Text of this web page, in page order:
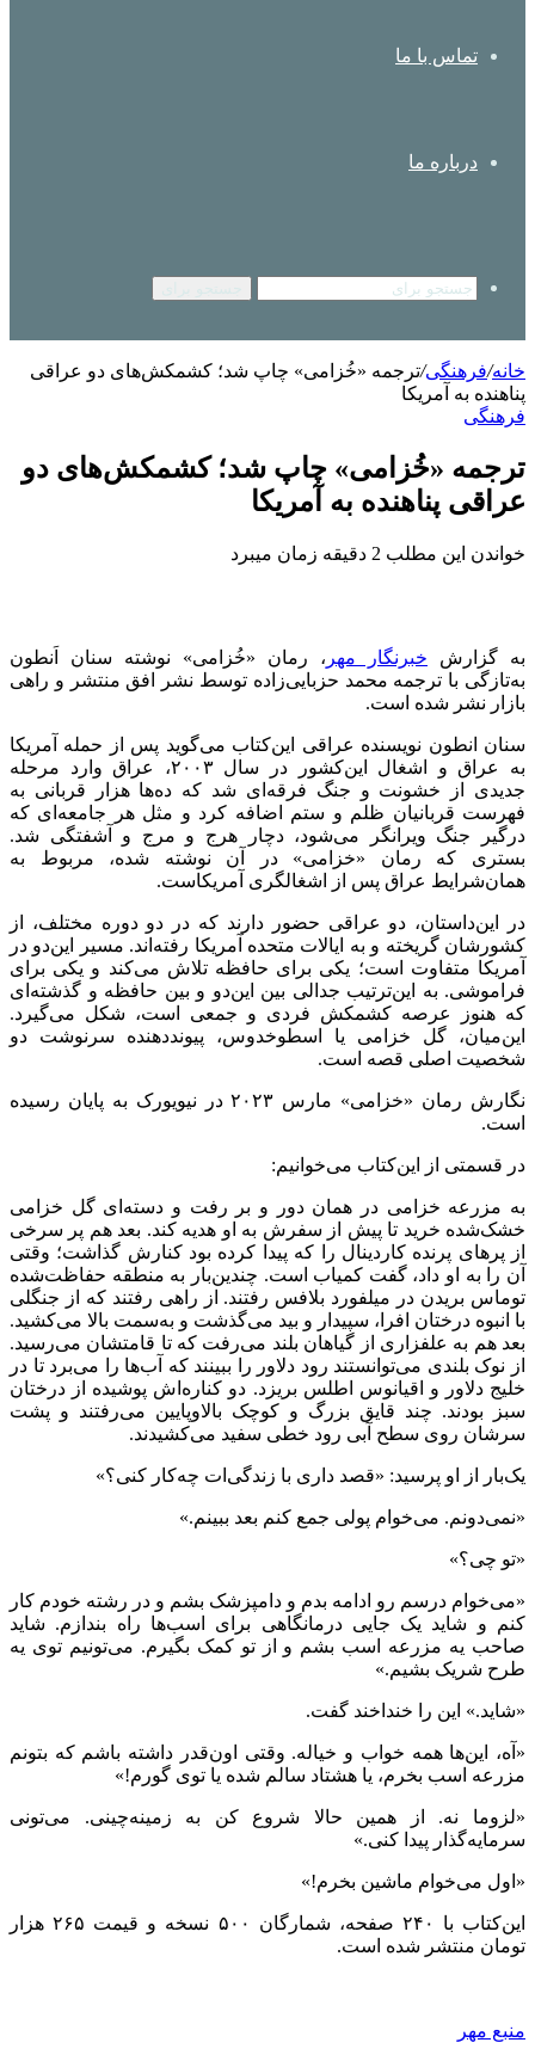
تماس با ما
درباره ما
خانه/فرهنگی/ترجمه «خُزامی» چاپ شد؛ کشمکش‌های دو عراقی
پناهنده به آمریکا
فرهنگی
ترجمه «خُزامی» چاپ شد؛ کشمکش‌های دو
عراقی پناهنده به آمریکا
خواندن این مطلب 2 دقیقه زمان میبرد
به گزارش خبرنگار مهر ، رمان «خُزامی» نوشته سنان اَنطون
به‌تازگی با ترجمه محمد حزبایی‌زاده توسط نشر افق منتشر و راهی
بازار نشر شده است.
سنان انطون نویسنده عراقی این‌کتاب می‌گوید پس از حمله آمریکا
به عراق و اشغال این‌کشور در سال ۲۰۰۳، عراق وارد مرحله
جدیدی از خشونت و جنگ فرقه‌ای شد که ده‌ها هزار قربانی به
فهرست قربانیان ظلم و ستم اضافه کرد و مثل هر جامعه‌ای که
درگیر جنگ ویرانگر می‌شود، دچار هرج و مرج و آشفتگی شد.
بستری که رمان «خزامی» در آن نوشته شده، مربوط به
همان‌شرایط عراق پس از اشغالگری آمریکاست.
در این‌داستان، دو عراقی حضور دارند که در دو دوره مختلف، از
کشورشان گریخته و به ایالات متحده آمریکا رفته‌اند. مسیر این‌دو در
آمریکا متفاوت است؛ یکی برای حافظه تلاش می‌کند و یکی برای
فراموشی. به این‌ترتیب جدالی بین این‌دو و بین حافظه و گذشته‌ای
که هنوز عرصه کشمکش فردی و جمعی است، شکل می‌گیرد.
این‌میان، گل خزامی یا اسطوخدوس، پیونددهنده سرنوشت دو
شخصیت اصلی قصه است.
نگارش رمان «خزامی» مارس ۲۰۲۳ در نیویورک به پایان رسیده
است.
در قسمتی از این‌کتاب می‌خوانیم:
به مزرعه خزامی در همان دور و بر رفت و دسته‌ای گل خزامی
خشک‌شده خرید تا پیش از سفرش به او هدیه کند. بعد هم پر سرخی
از پرهای پرنده کاردینال را که پیدا کرده بود کنارش گذاشت؛ وقتی
آن را به او داد، گفت کمیاب است. چندین‌بار به منطقه حفاظت‌شده
توماس بریدن در میلفورد بلافس رفتند. از راهی رفتند که از جنگلی
با انبوه درختان افرا، سپیدار و بید می‌گذشت و به‌سمت بالا می‌کشید.
بعد هم به علفزاری از گیاهان بلند می‌رفت که تا قامتشان می‌رسید.
از نوک بلندی می‌توانستند رود دلاور را ببینند که آب‌ها را می‌برد تا در
خلیج دلاور و اقیانوس اطلس بریزد. دو کناره‌اش پوشیده از درختان
سبز بودند. چند قایق بزرگ و کوچک بالاوپایین می‌رفتند و پشت
سرشان روی سطح آبی رود خطی سفید می‌کشیدند.
یک‌بار از او پرسید: «قصد داری با زندگی‌ات چه‌کار کنی؟»
«نمی‌دونم. می‌خوام پولی جمع کنم بعد ببینم.»
«تو چی؟»
«می‌خوام درسم رو ادامه بدم و دامپزشک بشم و در رشته خودم کار
کنم و شاید یک جایی درمانگاهی برای اسب‌ها راه بندازم. شاید
صاحب یه مزرعه اسب بشم و از تو کمک بگیرم. می‌تونیم توی یه
طرح شریک بشیم.»
«شاید.» این را خنداخند گفت.
«آه، این‌ها همه خواب و خیاله. وقتی اون‌قدر داشته باشم که بتونم
مزرعه اسب بخرم، یا هشتاد سالم شده یا توی گورم!»
«لزوما نه. از همین حالا شروع کن به زمینه‌چینی. می‌تونی
سرمایه‌گذار پیدا کنی.»
«اول می‌خوام ماشین بخرم!»
این‌کتاب با ۲۴۰ صفحه، شمارگان ۵۰۰ نسخه و قیمت ۲۶۵ هزار
تومان منتشر شده است.
منبع مهر